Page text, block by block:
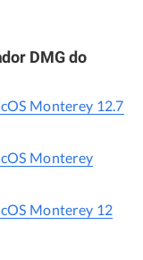
DMG do
Monterey 12.7
Monterey
Monterey 12